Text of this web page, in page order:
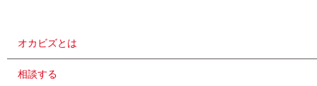
オカビズとは
相談する